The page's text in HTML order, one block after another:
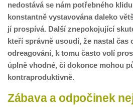
nedostává se nám potřebného
konstantně vystavována daleko
jí prospívá. Další znepokojující
kteří správně usoudí, že nastal čas
odreagování, k tomu často volí
úplně vhodné, či dokonce mohou
kontraproduktivně.
Zábava a odpočinek